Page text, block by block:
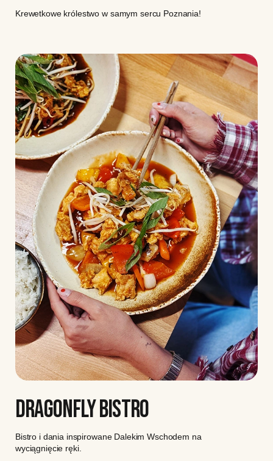
Krewetkowe królestwo w samym sercu Poznania!
DRAGONFLY BISTRO
Bistro i dania inspirowane Dalekim Wschodem na
wyciągnięcie ręki.